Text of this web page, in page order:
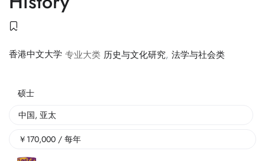
香港中文大学 专业大类 历史与文化研究, 法学与社会类
硕士
中国, 亚太
￥ 170,000 / 每年